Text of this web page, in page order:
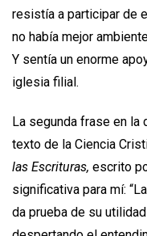
resistía a participar de
no había mejor
Y sentía un enorme
iglesia filial.
La segunda frase en la
texto de la Ciencia
las Escrituras, escrito
significativa para mí:
da prueba de su